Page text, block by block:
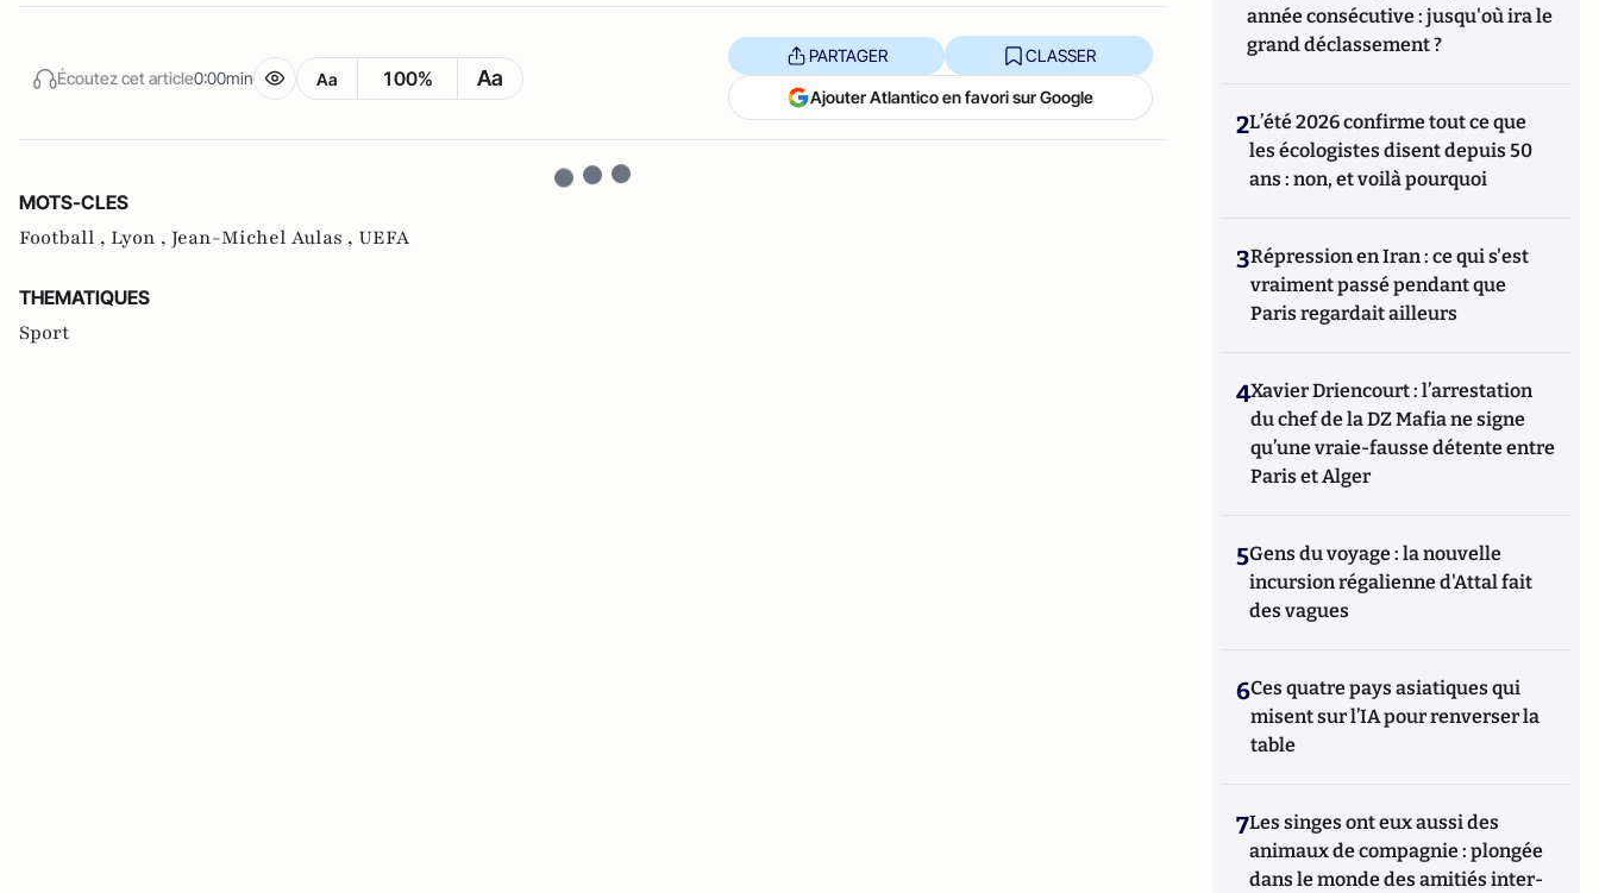
Écoutez cet article0:00min Aa 100% Aa
PARTAGER CLASSER
Ajouter Atlantico en favori sur Google
MOTS-CLES
Football , Lyon , Jean-Michel Aulas , UEFA
THEMATIQUES
Sport
année consécutive : jusqu'où ira le
grand déclassement ?
2L’été 2026 confirme tout ce que
les écologistes disent depuis 50
ans : non, et voilà pourquoi
3Répression en Iran : ce qui s'est
vraiment passé pendant que
Paris regardait ailleurs
4Xavier Driencourt : l’arrestation
du chef de la DZ Mafia ne signe
qu’une vraie-fausse détente entre
Paris et Alger
5Gens du voyage : la nouvelle
incursion régalienne d'Attal fait
des vagues
6Ces quatre pays asiatiques qui
misent sur l’IA pour renverser la
table
7Les singes ont eux aussi des
animaux de compagnie : plongée
dans le monde des amitiés inter-